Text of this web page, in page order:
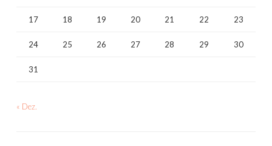
17 18 19 20 21 22 23
24 25 26 27 28 29 30
31
« Dez.